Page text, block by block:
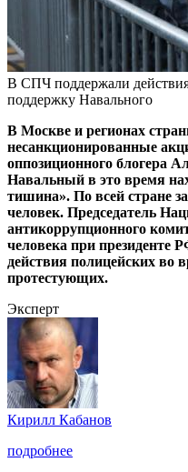
В СПЧ поддержали
поддержку Навального
В Москве и регионах
несанкционированные
оппозиционного блогера
Навальный в это время
тишина». По всей стране
человек. Председатель
антикоррупционного
человека при президенте
действия полицейских во
протестующих.
Эксперт
Кирилл Кабанов
подробнее